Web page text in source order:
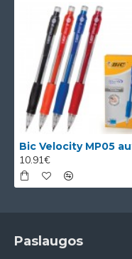
10.91€
Paslaugos